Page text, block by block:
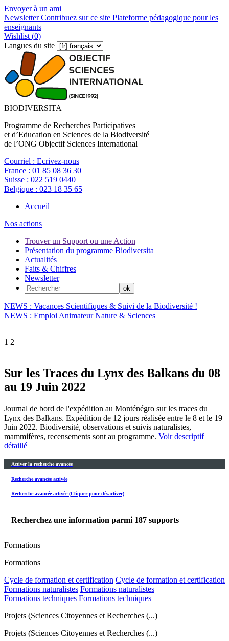
Envoyer à un ami
NewsletterContribuez sur ce site Plateforme pédagogique pour les
enseignants
Wishlist (0)
Langues du site
BIODIVERSITA
Programme de Recherches Participatives
et d’Education en Sciences de la Biodiversité
de l’ONG Objectif Sciences International
Courriel : Ecrivez-nous
France : 01 85 08 36 30
Suisse : 022 519 0440
Belgique : 023 18 35 65
Accueil
Nos actions
Trouver un Support ou une Action
Présentation du programme Biodiversita
Actualités
Faits & Chiffres
Newsletter
NEWS : Vacances Scientifiques & Suivi de la Biodiversité !
NEWS : Emploi Animateur Nature & Sciences
1 2
Sur les Traces du Lynx des Balkans du 08
au 19 Juin 2022
Journal de bord de l'expédition au Monténégro sur les traces du
Lynx des Balkans. Expédition de 12 jours réalisée entre le 8 et le 19
Juin 2022. Biodiversité, observations et suivis naturalistes,
mammifères, recensements sont au programme. Voir descriptif
détaillé
Activer la recherche avancée
Recherche avancée activée
Recherche avancée activée (Cliquer pour désactiver)
Recherchez une information parmi 187 supports
Formations
Formations
Cycle de formation et certification Cycle de formation et certification
Formations naturalistes Formations naturalistes
Formations techniques Formations techniques
Projets (Sciences Citoyennes et Recherches (...)
Projets (Sciences Citoyennes et Recherches (...)